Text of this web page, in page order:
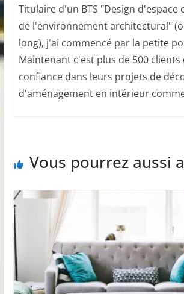
Titulaire d'un BTS "Design d'espace
de l'environnement architectural"
long), j'ai commencé par la petite
Maintenant c'est plus de 500
confiance dans leurs projets de
d'aménagement en intérieur
Vous pourrez aussi